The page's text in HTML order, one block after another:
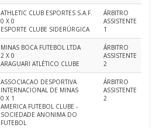
ATHLETIC CLUB ESPORTES S.A.F.
0 X 0
ESPORTE CLUBE SIDERÚRGICA
ÁRBITRO
ASSISTENTE
1
MINAS BOCA FUTEBOL LTDA
2 X 0
ARAGUARI ATLÉTICO CLUBE
ÁRBITRO
ASSISTENTE
2
ASSOCIACAO DESPORTIVA
INTERNACIONAL DE MINAS
0 X 1
AMERICA FUTEBOL CLUBE -
SOCIEDADE ANONIMA DO
FUTEBOL
ÁRBITRO
ASSISTENTE
2